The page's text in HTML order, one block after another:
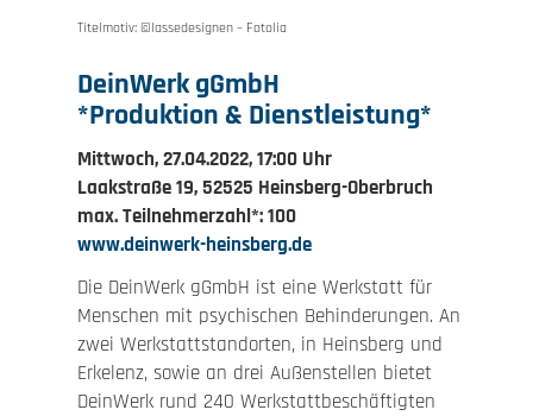
Titelmotiv: ©lassedesignen – Fotolia
DeinWerk gGmbH
*Produktion & Dienstleistung*
Mittwoch, 27.04.2022, 17:00 Uhr
Laakstraße 19, 52525 Heinsberg-Oberbruch
max. Teilnehmerzahl*: 100
www.deinwerk-heinsberg.de
Die DeinWerk gGmbH ist eine Werkstatt für
Menschen mit psychischen Behinderungen. An
zwei Werkstattstandorten, in Heinsberg und
Erkelenz, sowie an drei Außenstellen bietet
DeinWerk rund 240 Werkstattbeschäftigten